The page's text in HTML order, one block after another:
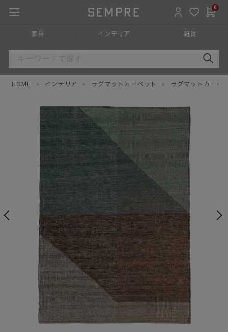
0
家具 インテリア 雑貨
HOME » インテリア » ラグマットカーペット » ラグマットカーペ